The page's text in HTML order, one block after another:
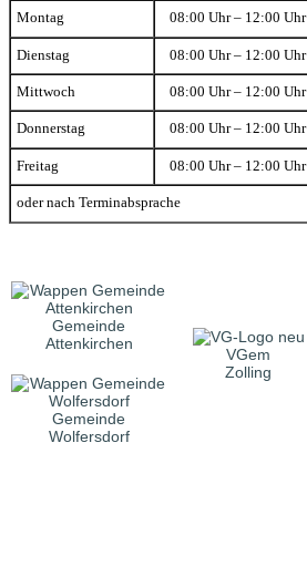
Montag 08:00 Uhr – 12:00 Uhr
Dienstag 08:00 Uhr – 12:00 Uhr
Mittwoch 08:00 Uhr – 12:00 Uhr
Donnerstag 08:00 Uhr – 12:00 Uhr
Freitag 08:00 Uhr – 12:00 Uhr
oder nach Terminabsprache
Gemeinde
Attenkirchen
VGem
Zolling
Gemeinde
Wolfersdorf